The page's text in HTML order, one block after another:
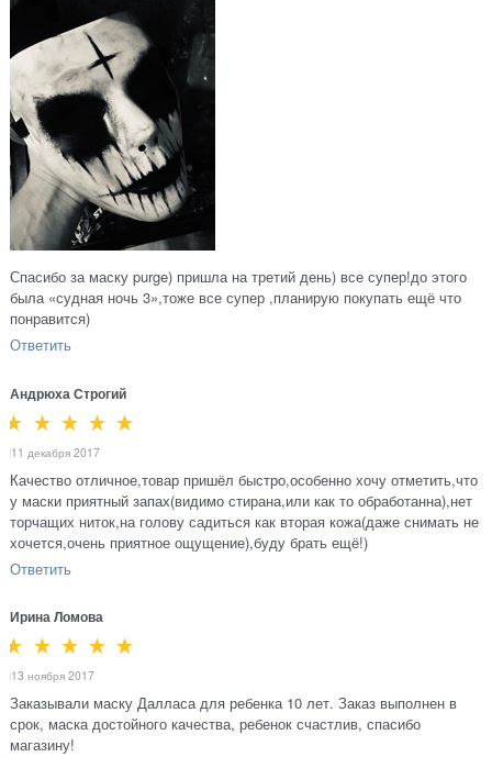
Спасибо за маску purge) пришла на третий день) все супер!до этого
была «судная ночь 3»,тоже все супер ,планирую покупать ещё что
понравится)
Ответить
Андрюха Строгий
11 декабря 2017
Качество отличное,товар пришёл быстро,особенно хочу отметить,что
у маски приятный запах(видимо стирана,или как то обработанна),нет
торчащих ниток,на голову садиться как вторая кожа(даже снимать не
хочется,очень приятное ощущение),буду брать ещё!)
Ответить
Ирина Ломова
13 ноября 2017
Заказывали маску Далласа для ребенка 10 лет. Заказ выполнен в
срок, маска достойного качества, ребенок счастлив, спасибо
магазину!